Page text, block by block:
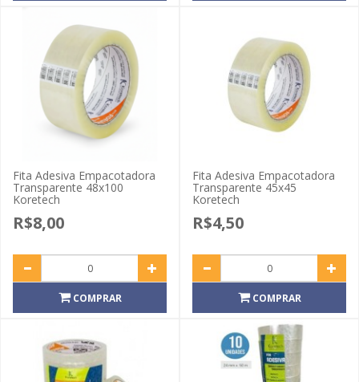
Fita Adesiva Empacotadora
Transparente 48x100
Koretech
R$8,00
COMPRAR
Fita Adesiva Empacotadora
Transparente 45x45
Koretech
R$4,50
COMPRAR